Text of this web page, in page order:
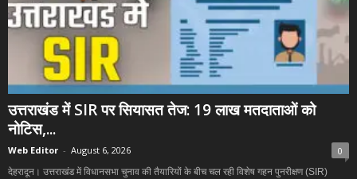
उत्तराखंड में SIR पर सियासत तेज: 19 लाख मतदाताओं को
नोटिस,...
Web Editor - August 6, 2026 0
देहरादून। उत्तराखंड में विधानसभा चुनाव की तैयारियों के बीच चल रही विशेष गहन पुनरीक्षण (SIR)